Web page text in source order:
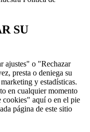
SU
ajustes" o "Rechazar
presta o deniega su
y estadísticas.
en cualquier momento
cookies" aquí o en el pie
página de este sitio